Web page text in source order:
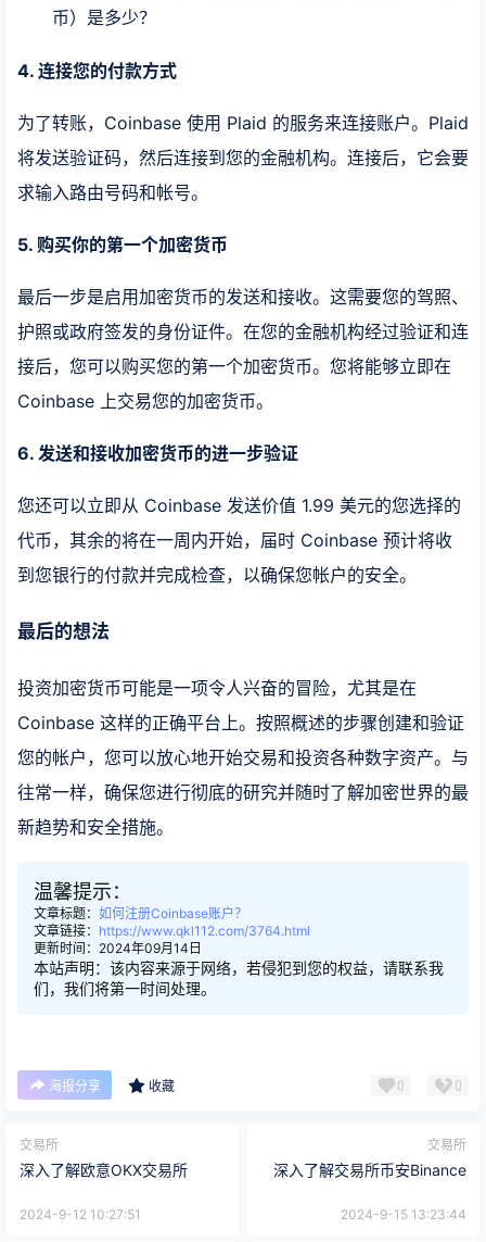
币）是多少？
4. 连接您的付款方式
为了转账，Coinbase 使用 Plaid 的服务来连接账户。Plaid
将发送验证码，然后连接到您的金融机构。连接后，它会要
求输入路由号码和帐号。
5. 购买你的第一个加密货币
最后一步是启用加密货币的发送和接收。这需要您的驾照、
护照或政府签发的身份证件。在您的金融机构经过验证和连
接后，您可以购买您的第一个加密货币。您将能够立即在
Coinbase 上交易您的加密货币。
6. 发送和接收加密货币的进一步验证
您还可以立即从 Coinbase 发送价值 1.99 美元的您选择的
代币，其余的将在一周内开始，届时 Coinbase 预计将收
到您银行的付款并完成检查，以确保您帐户的安全。
最后的想法
投资加密货币可能是一项令人兴奋的冒险，尤其是在
Coinbase 这样的正确平台上。按照概述的步骤创建和验证
您的帐户，您可以放心地开始交易和投资各种数字资产。与
往常一样，确保您进行彻底的研究并随时了解加密世界的最
新趋势和安全措施。
温馨提示：
文章标题： 如何注册Coinbase账户？
文章链接： https://www.qkl112.com/3764.html
更新时间：2024年09月14日
本站声明：该内容来源于网络，若侵犯到您的权益，请联系我
们，我们将第一时间处理。
海报分享 收藏 0 0
交易所
深入了解欧意OKX交易所
2024-9-12 10:27:51
交易所
深入了解交易所币安Binance
2024-9-15 13:23:44